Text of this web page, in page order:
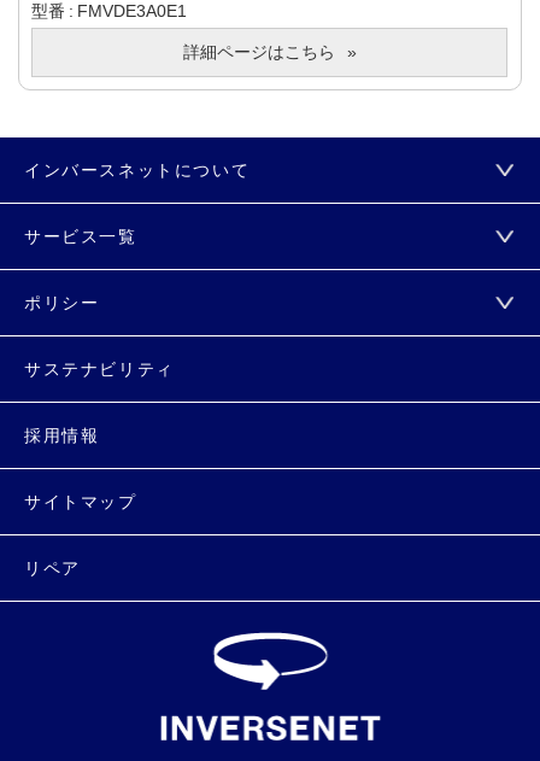
型番
FMVDE3A0E1
詳細ページはこちら
インバースネットについて
サービス一覧
ポリシー
サステナビリティ
採用情報
サイトマップ
リペア